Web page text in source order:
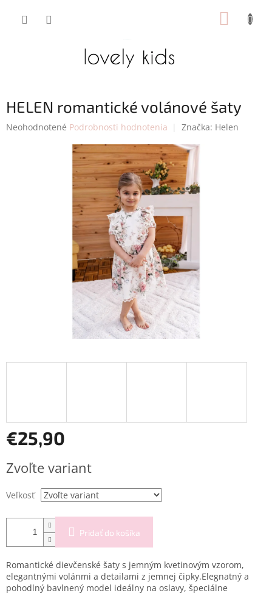
HELEN romantické volánové šaty
Priemerné
Neohodnotené Podrobnosti hodnotenia Značka: Helen
€25,90
cena:
Zvoľte variant
Veľkosť
Pridať do košíka
Romantické dievčenské šaty s jemným kvetinovým vzorom,
elegantnými volánmi a detailami z jemnej čipky.Elegnatný a
pohodlný bavlnený model ideálny na oslavy, špeciálne